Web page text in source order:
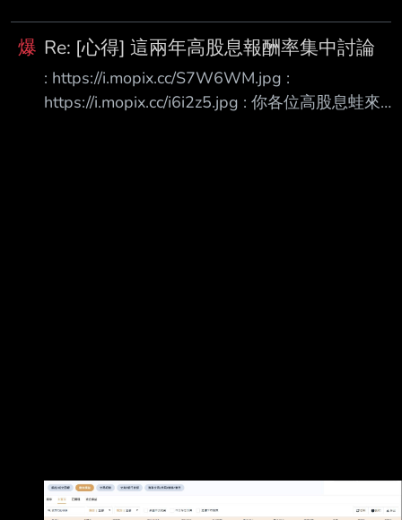
爆 Re: [心得] 這兩年高股息報酬率集中討論
: https://i.mopix.cc/S7W6WM.jpg :
https://i.mopix.cc/i6i2z5.jpg : 你各位高股息蛙來取